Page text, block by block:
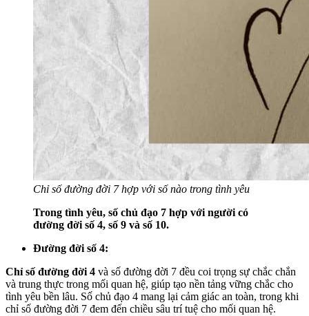
Chỉ số đường đời 7 hợp với số nào trong tình yêu
Trong tình yêu, số chủ đạo 7 hợp với người có
đường đời số 4, số 9 và số 10.
Đường đời số 4:
Chỉ số đường đời 4 và số đường đời 7 đều coi trọng sự chắc chắn
và trung thực trong mối quan hệ, giúp tạo nền tảng vững chắc cho
tình yêu bền lâu. Số chủ đạo 4 mang lại cảm giác an toàn, trong khi
chỉ số đường đời 7 đem đến chiều sâu trí tuệ cho mối quan hệ.